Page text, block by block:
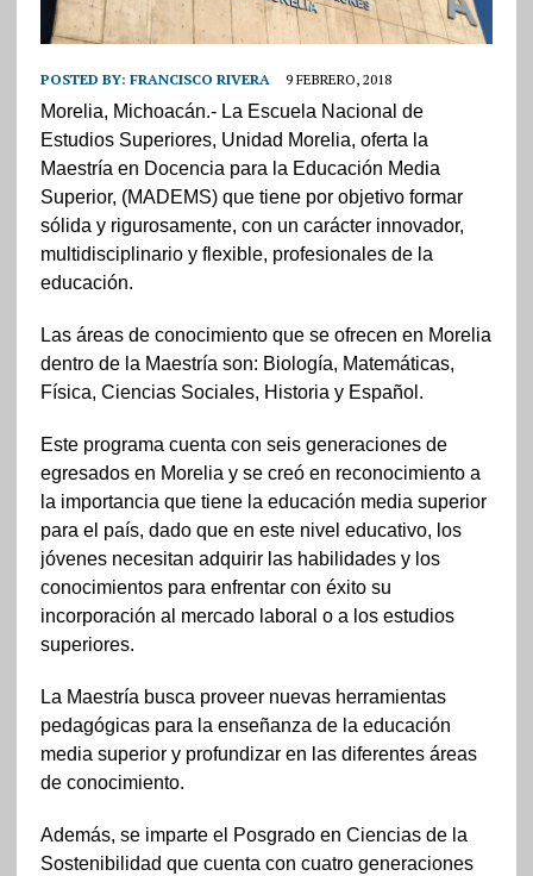
POSTED BY: FRANCISCO RIVERA 9 FEBRERO, 2018
Morelia, Michoacán.- La Escuela Nacional de
Estudios Superiores, Unidad Morelia, oferta la
Maestría en Docencia para la Educación Media
Superior, (MADEMS) que tiene por objetivo formar
sólida y rigurosamente, con un carácter innovador,
multidisciplinario y flexible, profesionales de la
educación.
Las áreas de conocimiento que se ofrecen en Morelia
dentro de la Maestría son: Biología, Matemáticas,
Física, Ciencias Sociales, Historia y Español.
Este programa cuenta con seis generaciones de
egresados en Morelia y se creó en reconocimiento a
la importancia que tiene la educación media superior
para el país, dado que en este nivel educativo, los
jóvenes necesitan adquirir las habilidades y los
conocimientos para enfrentar con éxito su
incorporación al mercado laboral o a los estudios
superiores.
La Maestría busca proveer nuevas herramientas
pedagógicas para la enseñanza de la educación
media superior y profundizar en las diferentes áreas
de conocimiento.
Además, se imparte el Posgrado en Ciencias de la
Sostenibilidad que cuenta con cuatro generaciones